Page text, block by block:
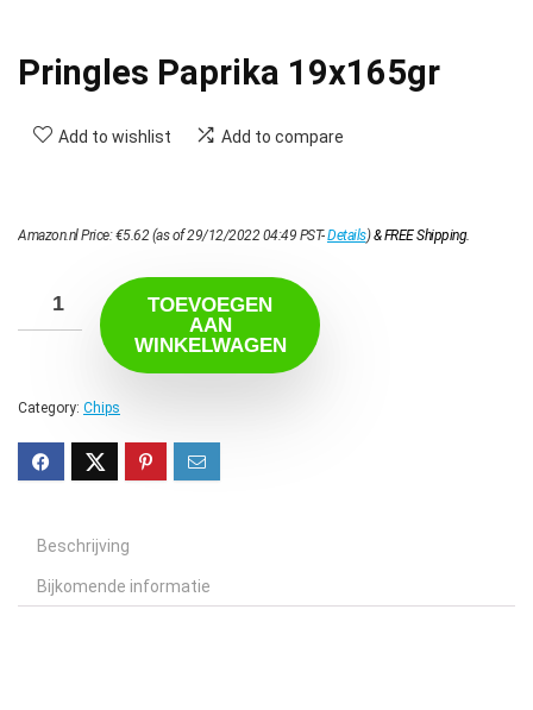
Pringles Paprika 19x165gr
Add to wishlist Add to compare
Amazon.nl Price:€5.62 (as of 29/12/2022 04:49 PST-Details)&FREE Shipping.
TOEVOEGEN
AAN
WINKELWAGEN
Category: Chips
Beschrijving
Bijkomende informatie